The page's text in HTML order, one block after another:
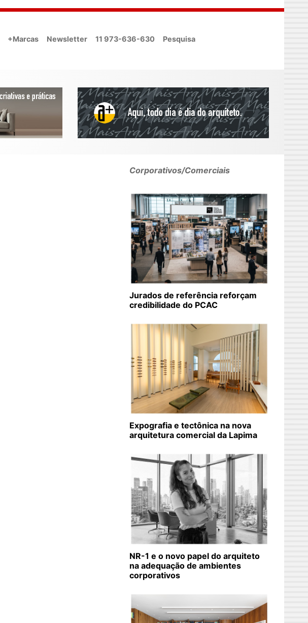
+Marcas Newsletter 11 973-636-630 Pesquisa
Corporativos/Comerciais
Jurados de referência reforçam
credibilidade do PCAC
Expografia e tectônica na nova
arquitetura comercial da Lapima
NR-1 e o novo papel do arquiteto
na adequação de ambientes
corporativos